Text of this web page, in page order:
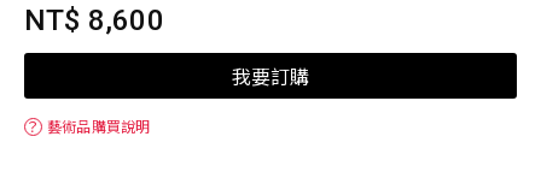
NT$ 8,600
我要訂購
？ 藝術品購買說明